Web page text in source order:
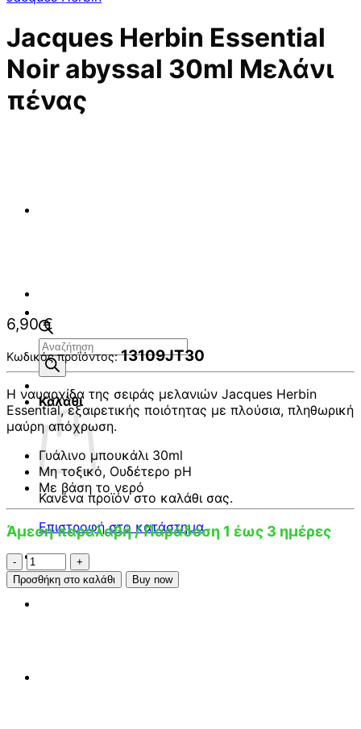
Αναζήτηση
προϊόντων
Καλάθι
Κανένα προϊόν στο καλάθι σας.
Επιστροφή στο κατάστημα
Jacques Herbin Essential
Noir abyssal 30ml Μελάνι
πένας
6,90€
Κωδικός προϊόντος:13109JT30
Η ναυαρχίδα της σειράς μελανιών Jacques Herbin
Essential, εξαιρετικής ποιότητας με πλούσια, πληθωρική
μαύρη απόχρωση.
Γυάλινο μπουκάλι 30ml
Μη τοξικό, Ουδέτερο pH
Με βάση το νερό
Άμεση παραλαβή / Παράδοση 1 έως 3 ημέρες
Jacques
Herbin
Essential
Noir
πένας
Προσθήκη στο καλάθι Buy now